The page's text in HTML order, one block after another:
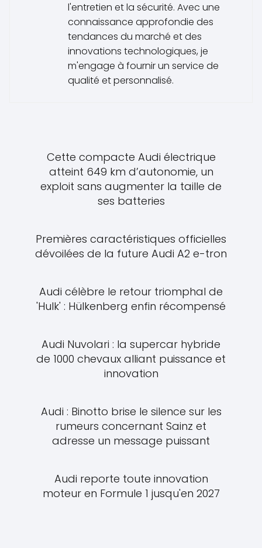
l'entretien et la sécurité. Avec une
connaissance approfondie des
tendances du marché et des
innovations technologiques, je
m'engage à fournir un service de
qualité et personnalisé.
Cette compacte Audi électrique
atteint 649 km d’autonomie, un
exploit sans augmenter la taille de
ses batteries
Premières caractéristiques officielles
dévoilées de la future Audi A2 e-tron
Audi célèbre le retour triomphal de
'Hulk' : Hülkenberg enfin récompensé
Audi Nuvolari : la supercar hybride
de 1000 chevaux alliant puissance et
innovation
Audi : Binotto brise le silence sur les
rumeurs concernant Sainz et
adresse un message puissant
Audi reporte toute innovation
moteur en Formule 1 jusqu'en 2027